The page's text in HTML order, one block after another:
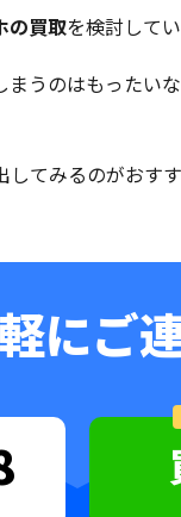
の買取を検討して
まうのはもったい
てみるのがおすす
にご